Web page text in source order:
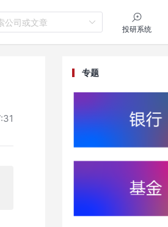
公司或文章
投研系统
专题